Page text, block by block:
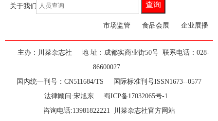
关于我们 联系我们 查询
市场监管 食品会展 企业展播
主办：川菜杂志社
地 址：成都实商业街50号 联系电话：028-
86600027
国内统一刊号：CN511684/TS 国际标准刊号ISSN1673--0577
法律顾问:宋旭东 蜀ICP备17032065号-1
咨询电话:13981822221 川菜杂志社官方网站